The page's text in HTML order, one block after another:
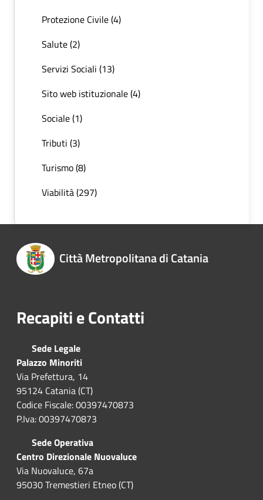
Protezione Civile (4)
Salute (2)
Servizi Sociali (13)
Sito web istituzionale (4)
Sociale (1)
Tributi (3)
Turismo (8)
Viabilità (297)
Città Metropolitana di Catania
Recapiti e Contatti
Sede Legale
Palazzo Minoriti
Via Prefettura, 14
95124 Catania (CT)
Codice Fiscale: 00397470873
P.Iva: 00397470873
Sede Operativa
Centro Direzionale Nuovaluce
Via Nuovaluce, 67a
95030 Tremestieri Etneo (CT)